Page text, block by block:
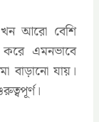
আরো বেশি
করে এমনভাবে
বাড়ানো যায়।